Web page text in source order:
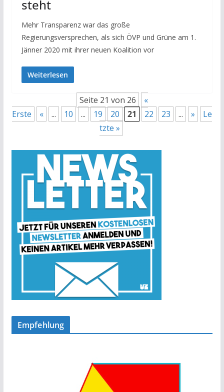
steht
Mehr Transparenz war das große
Regierungsversprechen, als sich ÖVP und Grüne am 1.
Jänner 2020 mit ihrer neuen Koalition vor
Weiterlesen
Seite 21 von 26
«
Erste
« ... 10 ... 19 20 21 22 23 ... »
Le
tzte »
Empfehlung